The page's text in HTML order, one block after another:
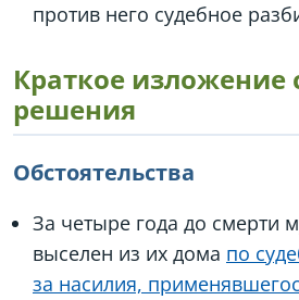
против него судебное
Краткое изложение
решения
Обстоятельства
За четыре года до смерти
выселен из их дома по
за насилия,